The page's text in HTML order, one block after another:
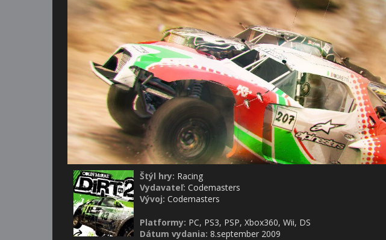
Štýl hry: Racing
Vydavateľ: Codemasters
Vývoj: Codemasters
Platformy: PC, PS3, PSP, Xbox360, Wii, DS
Dátum vydania: 8.september 2009